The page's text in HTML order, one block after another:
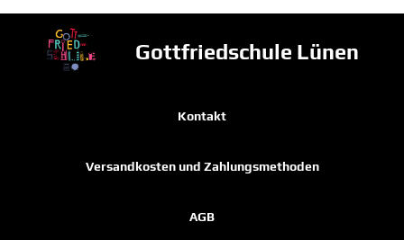
Gottfriedschule Lünen
Kontakt
Versandkosten und Zahlungsmethoden
AGB